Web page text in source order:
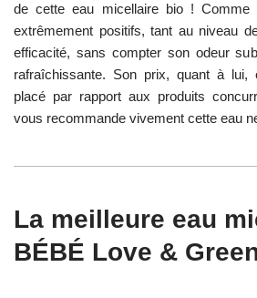
de cette eau micellaire bio !
extrêmement positifs, tant au niveau
efficacité, sans compter son odeur
rafraîchissante. Son prix, quant à lui,
placé par rapport aux produits
vous recommande vivement cette eau
La meilleure eau
BÉBÉ Love &